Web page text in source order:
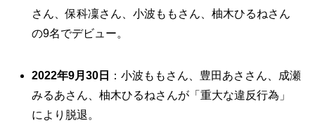
さん、保科凜さん、小波ももさん、柚木ひるねさん
の9名でデビュー。
2022年9月30日
：小波ももさん、豊田あささん、成瀬
みるあさん、柚木ひるねさんが「重大な違反行為」
により脱退。